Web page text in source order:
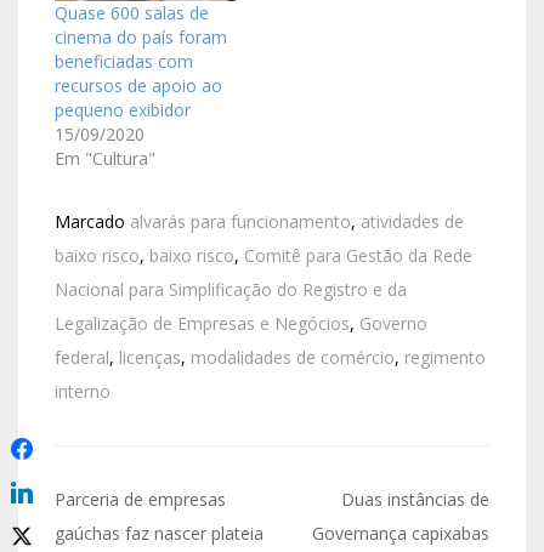
Quase 600 salas de
cinema do país foram
beneficiadas com
recursos de apoio ao
pequeno exibidor
15/09/2020
Em "Cultura"
Marcado alvarás para funcionamento, atividades de
baixo risco, baixo risco, Comitê para Gestão da Rede
Nacional para Simplificação do Registro e da
Legalização de Empresas e Negócios, Governo
federal, licenças, modalidades de comércio, regimento
interno
Parceria de empresas
gaúchas faz nascer plateia
Duas instâncias de
Governança capixabas